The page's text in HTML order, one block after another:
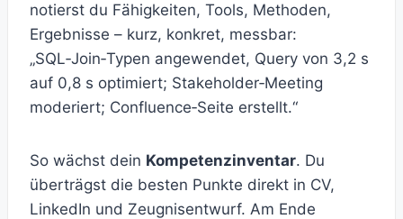
notierst du Fähigkeiten, Tools, Methoden,
Ergebnisse – kurz, konkret, messbar:
„SQL‑Join‑Typen angewendet, Query von 3,2 s
auf 0,8 s optimiert; Stakeholder‑Meeting
moderiert; Confluence‑Seite erstellt.“
So wächst dein Kompetenzinventar. Du
überträgst die besten Punkte direkt in CV,
LinkedIn und Zeugnisentwurf. Am Ende